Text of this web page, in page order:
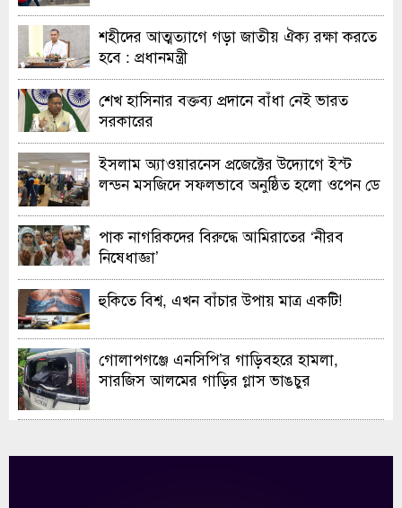
শহীদের আত্মত্যাগে গড়া জাতীয় ঐক্য রক্ষা করতে
হবে : প্রধানমন্ত্রী
শেখ হাসিনার বক্তব্য প্রদানে বাঁধা নেই ভারত
সরকারের
ইসলাম অ্যাওয়ারনেস প্রজেক্টের উদ্যোগে ইস্ট
লন্ডন মসজিদে সফলভাবে অনুষ্ঠিত হলো ওপেন ডে
পাক নাগরিকদের বিরুদ্ধে আমিরাতের ‘নীরব
নিষেধাজ্ঞা’
হুকিতে বিশ্ব, এখন বাঁচার উপায় মাত্র একটি!
গোলাপগঞ্জে এনসিপি’র গাড়িবহরে হামলা,
সারজিস আলমের গাড়ির গ্লাস ভাঙচুর